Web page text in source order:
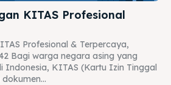
KITAS Profesional
Profesional & Terpercaya,
Bagi warga negara asing yang
Indonesia, KITAS (Kartu Izin Tinggal